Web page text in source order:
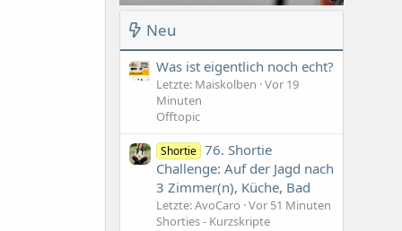
Neu
Was ist eigentlich noch echt?
Letzte: Maiskolben Vor 19
Minuten
Offtopic
Shortie 76. Shortie
Challenge: Auf der Jagd nach
3 Zimmer(n), Küche, Bad
Letzte: AvoCaro Vor 51 Minuten
Shorties - Kurzskripte